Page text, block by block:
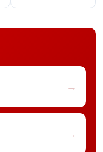
→
→